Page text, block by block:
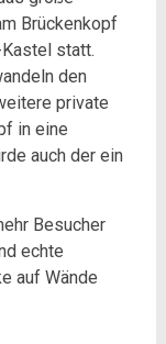
Brückenkopf
statt.
den
private
in eine
auch der ein
Besucher
echte
auf Wände